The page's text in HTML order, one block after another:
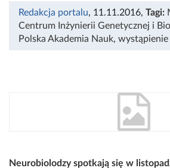
Redakcja portalu, 11.11.2016, Tagi:
Centrum Inżynierii Genetycznej i
Polska Akademia Nauk, wystąpienie
Neurobiolodzy spotkają się w